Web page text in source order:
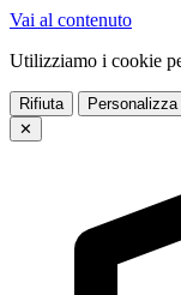
Vai al contenuto
Utilizziamo i cookie
Rifiuta Personalizza
✕